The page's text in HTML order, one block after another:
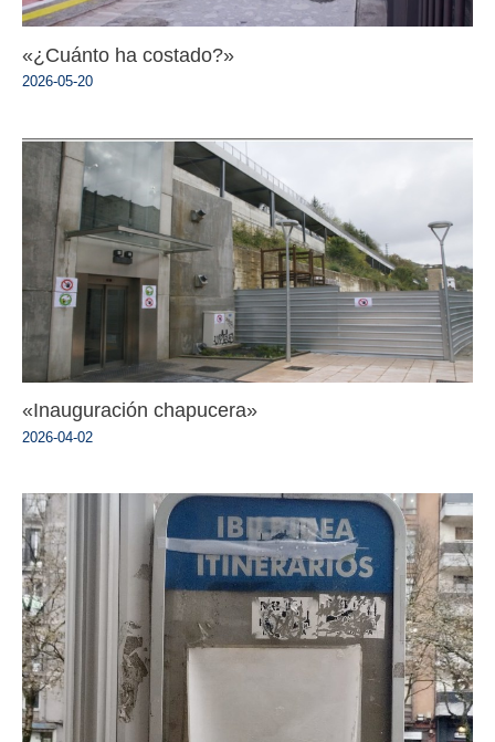
«¿Cuánto ha costado?»
2026-05-20
«Inauguración chapucera»
2026-04-02